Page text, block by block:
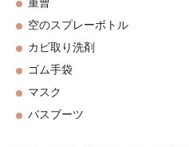
空のスプレーボトル
カビ取り洗剤
ゴム手袋
マスク
バスブーツ